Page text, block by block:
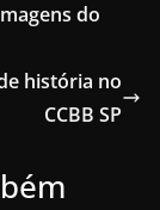
do
história no
CCBB SP